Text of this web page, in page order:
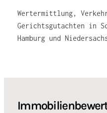
Wertermittlung,
Gerichtsgutachten in
Hamburg und